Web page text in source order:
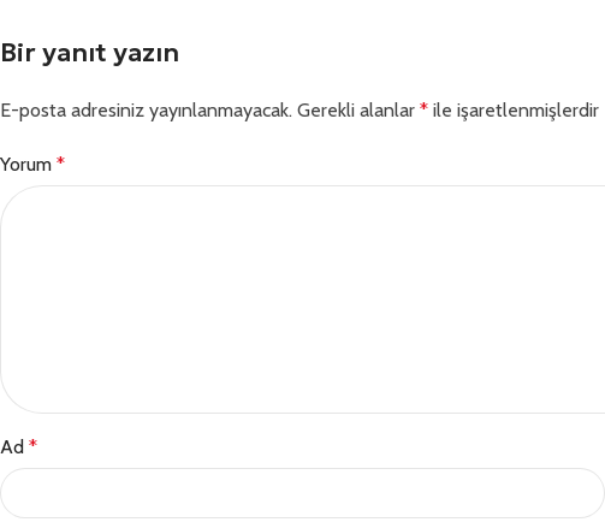
Bir yanıt yazın
E-posta adresiniz yayınlanmayacak. Gerekli alanlar * ile işaretlenmişlerdir
Yorum *
Ad *